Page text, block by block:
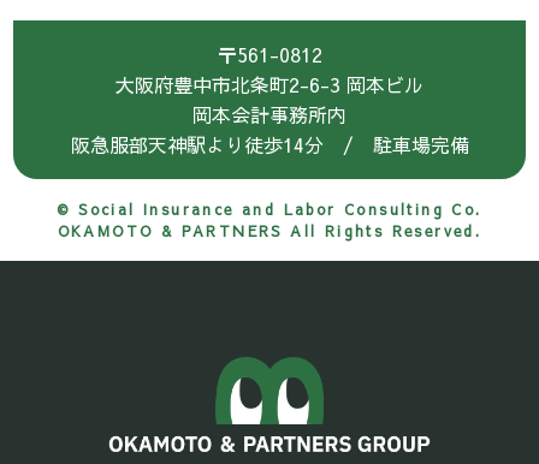
〒561-0812
大阪府豊中市北条町2-6-3 岡本ビル
岡本会計事務所内
阪急服部天神駅より徒歩14分 / 駐車場完備
© Social Insurance and Labor Consulting Co.
OKAMOTO & PARTNERS All Rights Reserved.